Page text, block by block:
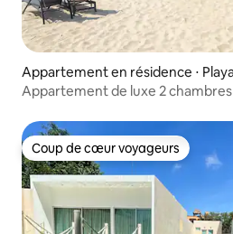
Appartement en résidence ⋅
Appartement de luxe 2 chambres
Coup de cœur voyageurs
Coup de cœur voyageurs